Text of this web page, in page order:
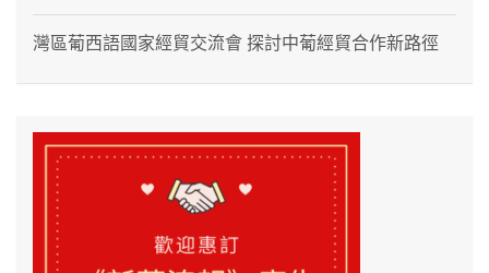
灣區葡西語國家經貿交流會 探討中葡經貿合作新路徑